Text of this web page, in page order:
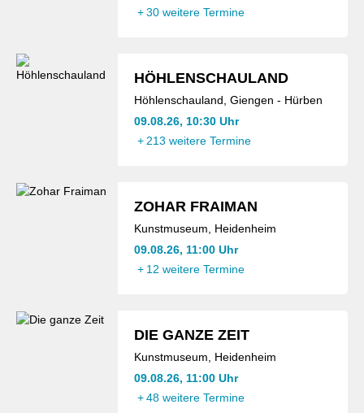
+ 30 weitere Termine
HÖHLENSCHAULAND
Höhlenschauland, Giengen - Hürben
09.08.26, 10:30 Uhr
+ 213 weitere Termine
ZOHAR FRAIMAN
Kunstmuseum, Heidenheim
09.08.26, 11:00 Uhr
+ 12 weitere Termine
DIE GANZE ZEIT
Kunstmuseum, Heidenheim
09.08.26, 11:00 Uhr
+ 48 weitere Termine